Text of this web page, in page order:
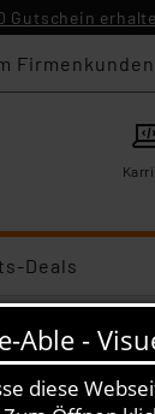
Gutschein
Deals